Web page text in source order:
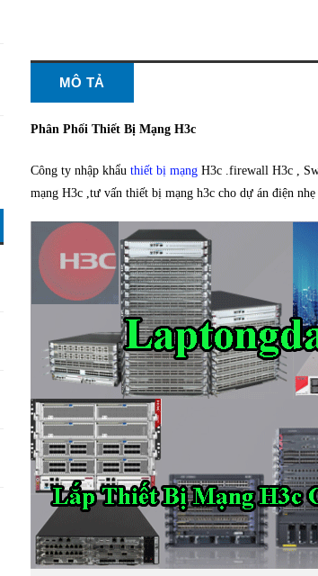
MÔ TẢ
Phân Phối Thiết Bị Mạng H3c
Công ty nhập khẩu thiết bị mạng H3c .firewall H3c ,
mạng H3c ,tư vấn thiết bị mạng h3c cho dự án điện